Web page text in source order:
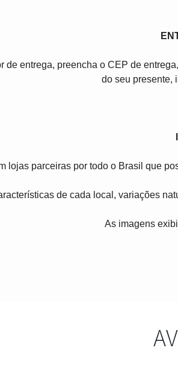
de entrega, preencha o CEP de
do seu presente,
lojas parceiras por todo o Brasil que
de cada local, variações
As imagens